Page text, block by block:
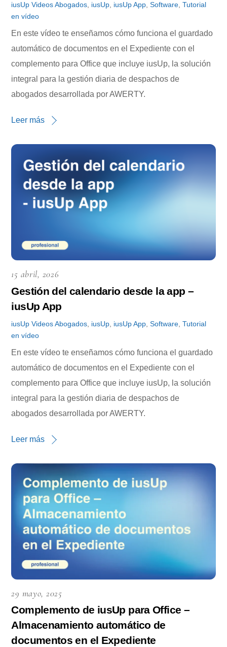
iusUp Videos Abogados iusUp iusUp App ,Software ,Tutorial
en vídeo
En este vídeo te enseñamos cómo funciona el guardado
automático de documentos en el Expediente con el
complemento para Office que incluye iusUp, la solución
integral para la gestión diaria de despachos de
abogados desarrollada por AWERTY.
Leer más
15 abril, 2026
Gestión del calendario desde la app –
iusUp App
iusUp Videos Abogados iusUp iusUp App ,Software ,Tutorial
en vídeo
En este vídeo te enseñamos cómo funciona el guardado
automático de documentos en el Expediente con el
complemento para Office que incluye iusUp, la solución
integral para la gestión diaria de despachos de
abogados desarrollada por AWERTY.
Leer más
29 mayo, 2025
Complemento de iusUp para Office –
Almacenamiento automático de
documentos en el Expediente